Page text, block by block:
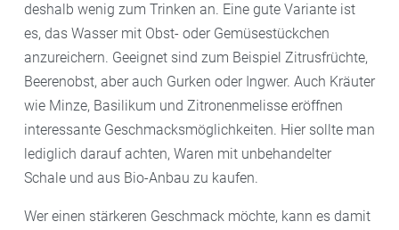
deshalb wenig zum Trinken an. Eine gute Variante ist
es, das Wasser mit Obst- oder Gemüsestückchen
anzureichern. Geeignet sind zum Beispiel Zitrusfrüchte,
Beerenobst, aber auch Gurken oder Ingwer. Auch Kräuter
wie Minze, Basilikum und Zitronenmelisse eröffnen
interessante Geschmacksmöglichkeiten. Hier sollte man
lediglich darauf achten, Waren mit unbehandelter
Schale und aus Bio-Anbau zu kaufen.
Wer einen stärkeren Geschmack möchte, kann es damit